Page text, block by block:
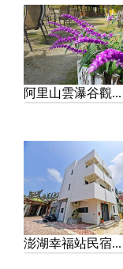
阿里山雲瀑谷觀...
澎湖幸福站民宿...